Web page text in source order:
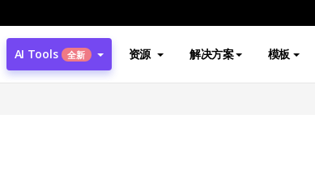
AI Tools 全新 资源 解决方案 模板